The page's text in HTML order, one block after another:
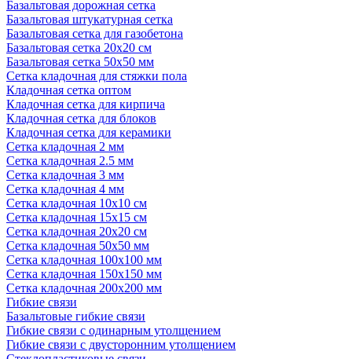
Базальтовая дорожная сетка
Базальтовая штукатурная сетка
Базальтовая сетка для газобетона
Базальтовая сетка 20x20 см
Базальтовая сетка 50x50 мм
Сетка кладочная для стяжки пола
Кладочная сетка оптом
Кладочная сетка для кирпича
Кладочная сетка для блоков
Кладочная сетка для керамики
Сетка кладочная 2 мм
Сетка кладочная 2.5 мм
Сетка кладочная 3 мм
Сетка кладочная 4 мм
Сетка кладочная 10x10 см
Сетка кладочная 15x15 см
Сетка кладочная 20x20 см
Сетка кладочная 50x50 мм
Сетка кладочная 100x100 мм
Сетка кладочная 150x150 мм
Сетка кладочная 200x200 мм
Гибкие связи
Базальтовые гибкие связи
Гибкие связи с одинарным утолщением
Гибкие связи с двусторонним утолщением